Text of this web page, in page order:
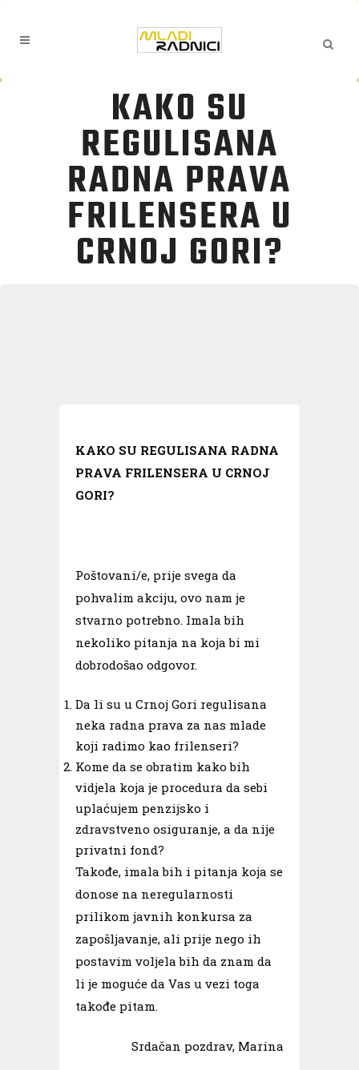
KAKO SU
REGULISANA
RADNA PRAVA
FRILENSERA U
CRNOJ GORI?
KAKO SU REGULISANA RADNA
PRAVA FRILENSERA U CRNOJ
GORI?
Poštovani/e, prije svega da
pohvalim akciju, ovo nam je
stvarno potrebno. Imala bih
nekoliko pitanja na koja bi mi
dobrodošao odgovor.
Da li su u Crnoj Gori regulisana
neka radna prava za nas mlade
koji radimo kao frilenseri?
Kome da se obratim kako bih
vidjela koja je procedura da sebi
uplaćujem penzijsko i
zdravstveno osiguranje, a da nije
privatni fond?
Takođe, imala bih i pitanja koja se
donose na neregularnosti
prilikom javnih konkursa za
zapošljavanje, ali prije nego ih
postavim voljela bih da znam da
li je moguće da Vas u vezi toga
takođe pitam.
Srdačan pozdrav, Marina